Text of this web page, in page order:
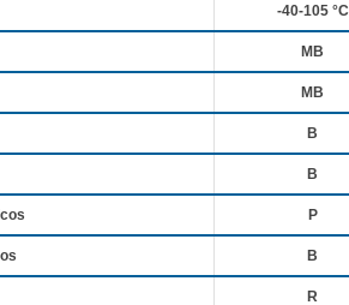
-40-105 °C
MB
MB
B
B
P
B
R